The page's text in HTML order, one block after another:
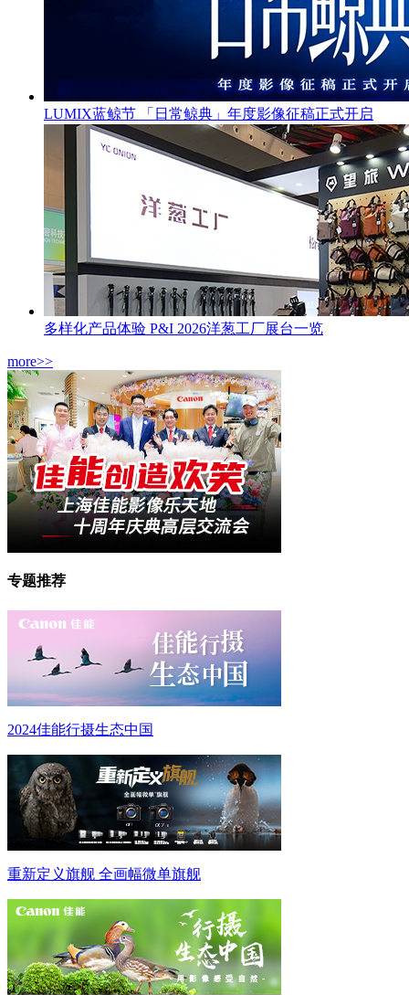
LUMIX蓝鲸节 「日常鲸典」年度影像征稿正式开启
多样化产品体验 P&I 2026洋葱工厂展台一览
more>>
专题推荐
2024佳能行摄生态中国
重新定义旗舰 全画幅微单旗舰